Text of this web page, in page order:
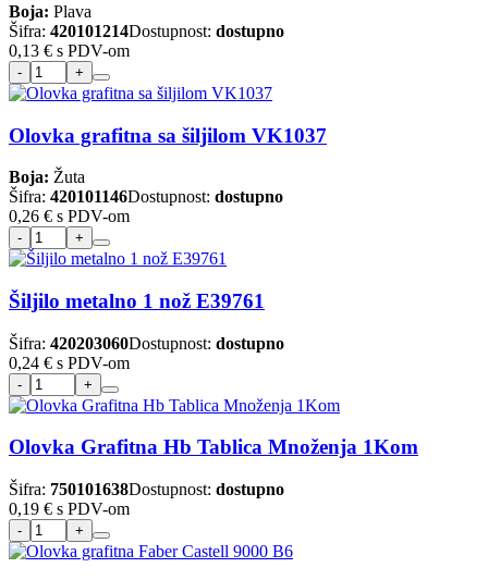
Boja: Plava
Šifra: 420101214Dostupnost: dostupno
0,13 € s PDV-om
Olovka grafitna sa šiljilom VK1037
Boja: Žuta
Šifra: 420101146Dostupnost: dostupno
0,26 € s PDV-om
Šiljilo metalno 1 nož E39761
Šifra: 420203060Dostupnost: dostupno
0,24 € s PDV-om
Olovka Grafitna Hb Tablica Množenja 1Kom
Šifra: 750101638Dostupnost: dostupno
0,19 € s PDV-om